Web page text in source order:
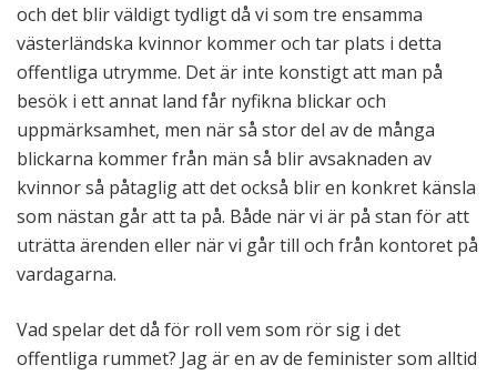
och det blir väldigt tydligt då vi som tre ensamma
västerländska kvinnor kommer och tar plats i detta
offentliga utrymme. Det är inte konstigt att man på
besök i ett annat land får nyfikna blickar och
uppmärksamhet, men när så stor del av de många
blickarna kommer från män så blir avsaknaden av
kvinnor så påtaglig att det också blir en konkret känsla
som nästan går att ta på. Både när vi är på stan för att
uträtta ärenden eller när vi går till och från kontoret på
vardagarna.
Vad spelar det då för roll vem som rör sig i det
offentliga rummet? Jag är en av de feminister som alltid